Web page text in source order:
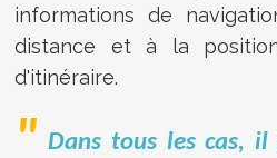
informations de
distance et à la
d'itinéraire.
Dans tous les cas,